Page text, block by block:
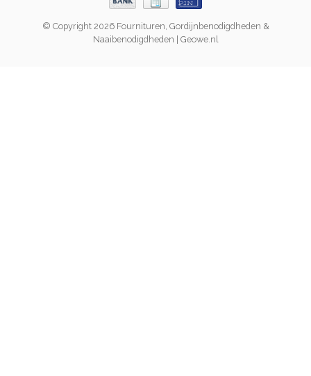
© Copyright 2026 Fournituren, Gordijnbenodigdheden &
Naaibenodigdheden | Geowe.nl